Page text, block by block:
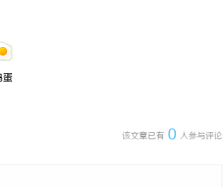
蛋
该文章已有 0 人参与评论